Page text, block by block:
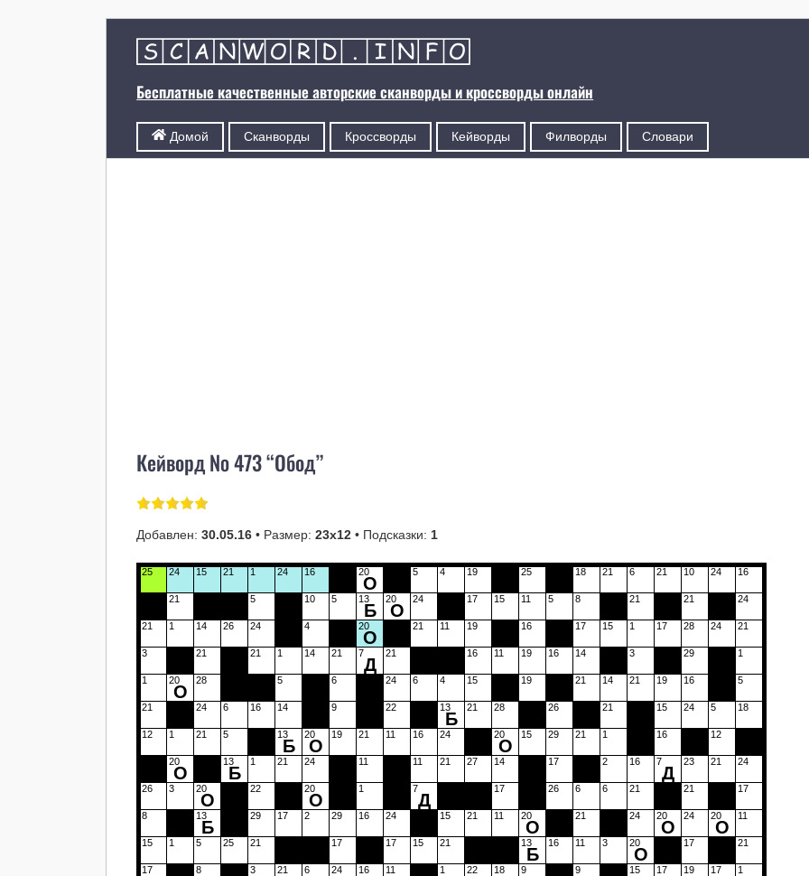
Бесплатные качественные авторские сканворды и кроссворды онлайн
Домой Сканворды Кроссворды Кейворды Филворды Словари
Кейворд № 473 “Обод”
Добавлен:30.05.16 • Размер:23х12 • Подсказки: 1
25 24 15 21 1 24 16 20
О
5 4 19 25 18 21 6 21 10 24 16
21 5 10 5 13
Б
20
О
24 17 15 11 5 8 21 21 24
21 1 14 26 24 4 20
О
21 11 19 16 17 15 1 17 28 24 21
3 21 21 1 14 21 7
Д
21 16 11 19 16 14 3 29 1
1 20
О
28 5 6 24 6 4 15 19 21 14 21 19 16 5
21 24 6 16 14 9 22 13
Б
21 28 26 21 15 24 5 18
12 1 21 5 13
Б
20
О
19 21 11 16 24 20
О
15 29 21 1 16 12
20
О
13
Б
1 21 24 11 11 21 27 14 17 2 16 7
Д
23 21 24
26 3 20
О
22 20
О
1 7
Д
17 26 6 6 21 21 17
8 13
Б
29 17 2 29 16 24 15 21 11 20
О
21 24 20
О
24 20
О
11
15 1 5 25 21 17 17 15 21 13
Б
16 11 3 20
О
17 21
17 8 3 21 6 24 16 11 1 22 18 9 9 15 17 19 17 1